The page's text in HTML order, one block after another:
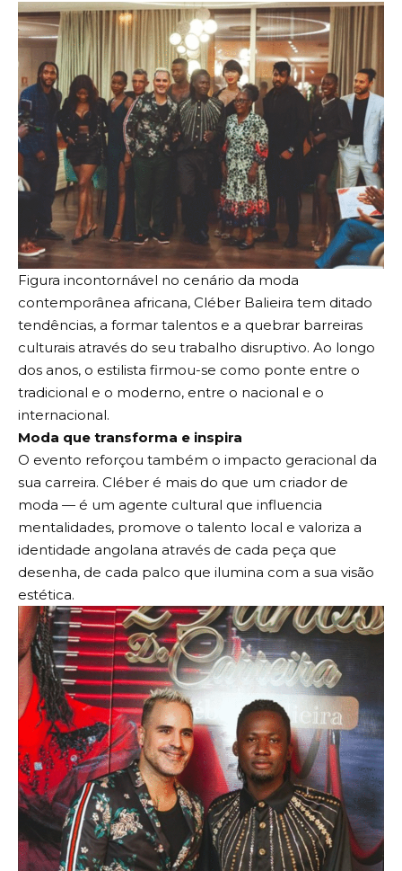
Figura incontornável no cenário da moda
contemporânea africana, Cléber Balieira tem ditado
tendências, a formar talentos e a quebrar barreiras
culturais através do seu trabalho disruptivo. Ao longo
dos anos, o estilista firmou-se como ponte entre o
tradicional e o moderno, entre o nacional e o
internacional.
Moda que transforma e inspira
O evento reforçou também o impacto geracional da
sua carreira. Cléber é mais do que um criador de
moda — é um agente cultural que influencia
mentalidades, promove o talento local e valoriza a
identidade angolana através de cada peça que
desenha, de cada palco que ilumina com a sua visão
estética.